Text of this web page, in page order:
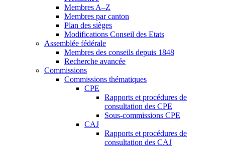
Membres A–Z
Membres par canton
Plan des sièges
Modifications Conseil des Etats
Assemblée fédérale
Membres des conseils depuis 1848
Recherche avancée
Commissions
Commissions thématiques
CPE
Rapports et procédures de
consultation des CPE
Sous-commissions CPE
CAJ
Rapports et procédures de
consultation des CAJ